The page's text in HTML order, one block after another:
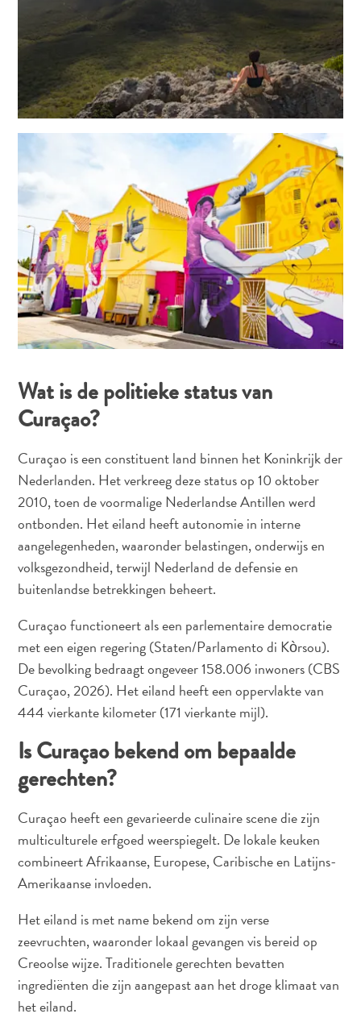
Wat is de politieke status van
Curaçao?
Curaçao is een constituent land binnen het Koninkrijk der
Nederlanden. Het verkreeg deze status op 10 oktober
2010, toen de voormalige Nederlandse Antillen werd
ontbonden. Het eiland heeft autonomie in interne
aangelegenheden, waaronder belastingen, onderwijs en
volksgezondheid, terwijl Nederland de defensie en
buitenlandse betrekkingen beheert.
Curaçao functioneert als een parlementaire democratie
met een eigen regering (Staten/Parlamento di Kòrsou).
De bevolking bedraagt ongeveer 158.006 inwoners (CBS
Curaçao, 2026). Het eiland heeft een oppervlakte van
444 vierkante kilometer (171 vierkante mijl).
Is Curaçao bekend om bepaalde
gerechten?
Curaçao heeft een gevarieerde culinaire scene die zijn
multiculturele erfgoed weerspiegelt. De lokale keuken
combineert Afrikaanse, Europese, Caribische en Latijns-
Amerikaanse invloeden.
Het eiland is met name bekend om zijn verse
zeevruchten, waaronder lokaal gevangen vis bereid op
Creoolse wijze. Traditionele gerechten bevatten
ingrediënten die zijn aangepast aan het droge klimaat van
het eiland.